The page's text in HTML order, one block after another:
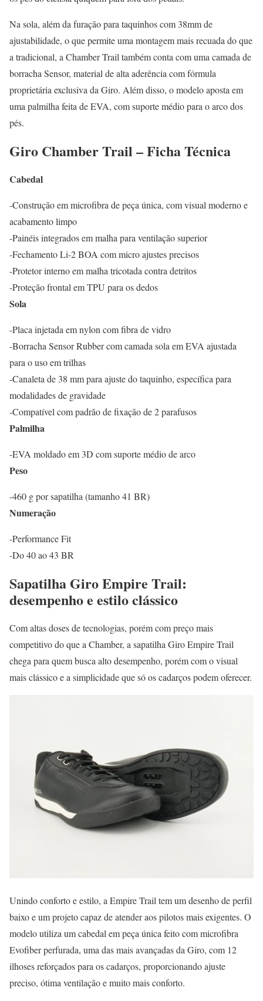
Na sola, além da furação para taquinhos com 38mm de
ajustabilidade, o que permite uma montagem mais recuada do que
a tradicional, a Chamber Trail também conta com uma camada de
borracha Sensor, material de alta aderência com fórmula
proprietária exclusiva da Giro. Além disso, o modelo aposta em
uma palmilha feita de EVA, com suporte médio para o arco dos
pés.
Giro Chamber Trail – Ficha Técnica
Cabedal
-Construção em microfibra de peça única, com visual moderno e
acabamento limpo
-Painéis integrados em malha para ventilação superior
-Fechamento Li-2 BOA com micro ajustes precisos
-Protetor interno em malha tricotada contra detritos
-Proteção frontal em TPU para os dedos
Sola
-Placa injetada em nylon com fibra de vidro
-Borracha Sensor Rubber com camada sola em EVA ajustada
para o uso em trilhas
-Canaleta de 38 mm para ajuste do taquinho, específica para
modalidades de gravidade
-Compatível com padrão de fixação de 2 parafusos
Palmilha
-EVA moldado em 3D com suporte médio de arco
Peso
-460 g por sapatilha (tamanho 41 BR)
Numeração
-Performance Fit
-Do 40 ao 43 BR
Sapatilha Giro Empire Trail:
desempenho e estilo clássico
Com altas doses de tecnologias, porém com preço mais
competitivo do que a Chamber, a sapatilha Giro Empire Trail
chega para quem busca alto desempenho, porém com o visual
mais clássico e a simplicidade que só os cadarços podem oferecer.
Unindo conforto e estilo, a Empire Trail tem um desenho de perfil
baixo e um projeto capaz de atender aos pilotos mais exigentes. O
modelo utiliza um cabedal em peça única feito com microfibra
Evofiber perfurada, uma das mais avançadas da Giro, com 12
ilhoses reforçados para os cadarços, proporcionando ajuste
preciso, ótima ventilação e muito mais conforto.